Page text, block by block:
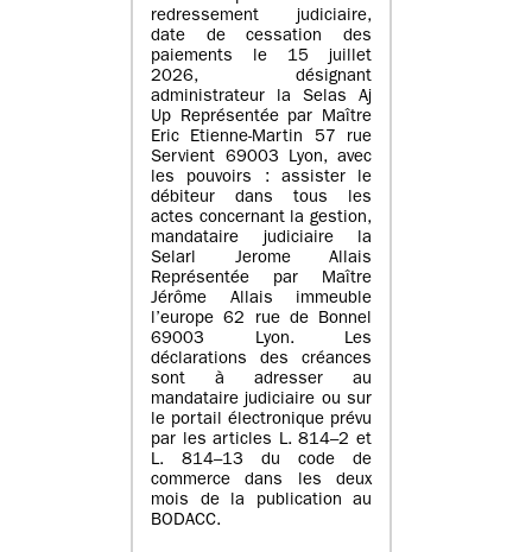
redressement judiciaire,
date de cessation des
paiements le 15 juillet
2026, désignant
administrateur la Selas Aj
Up Représentée par Maître
Eric Etienne-Martin 57 rue
Servient 69003 Lyon, avec
les pouvoirs : assister le
débiteur dans tous les
actes concernant la gestion,
mandataire judiciaire la
Selarl Jerome Allais
Représentée par Maître
Jérôme Allais immeuble
l’europe 62 rue de Bonnel
69003 Lyon. Les
déclarations des créances
sont à adresser au
mandataire judiciaire ou sur
le portail électronique prévu
par les articles L. 814–2 et
L. 814–13 du code de
commerce dans les deux
mois de la publication au
BODACC.